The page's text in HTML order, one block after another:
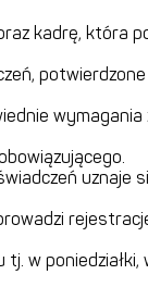
kadrę, która
potwierdzone
uznaje
prowadzi
w poniedziałki,